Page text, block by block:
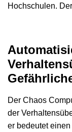
Hochschulen.
Der Chaos
der
er bedeutet